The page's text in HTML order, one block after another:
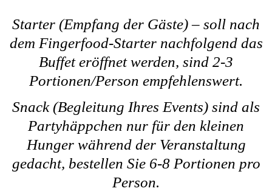
Starter (Empfang der Gäste) – soll nach
dem Fingerfood-Starter nachfolgend das
Buffet eröffnet werden, sind 2-3
Portionen/Person empfehlenswert.
Snack (Begleitung Ihres Events) sind als
Partyhäppchen nur für den kleinen
Hunger während der Veranstaltung
gedacht, bestellen Sie 6-8 Portionen pro
Person.